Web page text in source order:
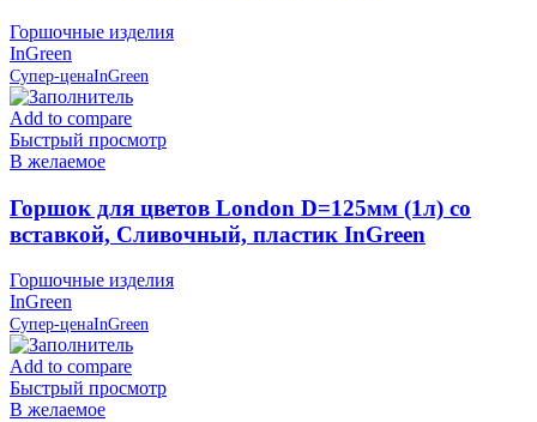
Горшочные изделия
InGreen
Супер-ценаInGreen
Add to compare
Быстрый просмотр
В желаемое
Горшок для цветов London D=125мм (1л) со
вставкой, Сливочный, пластик InGreen
Горшочные изделия
InGreen
Супер-ценаInGreen
Add to compare
Быстрый просмотр
В желаемое